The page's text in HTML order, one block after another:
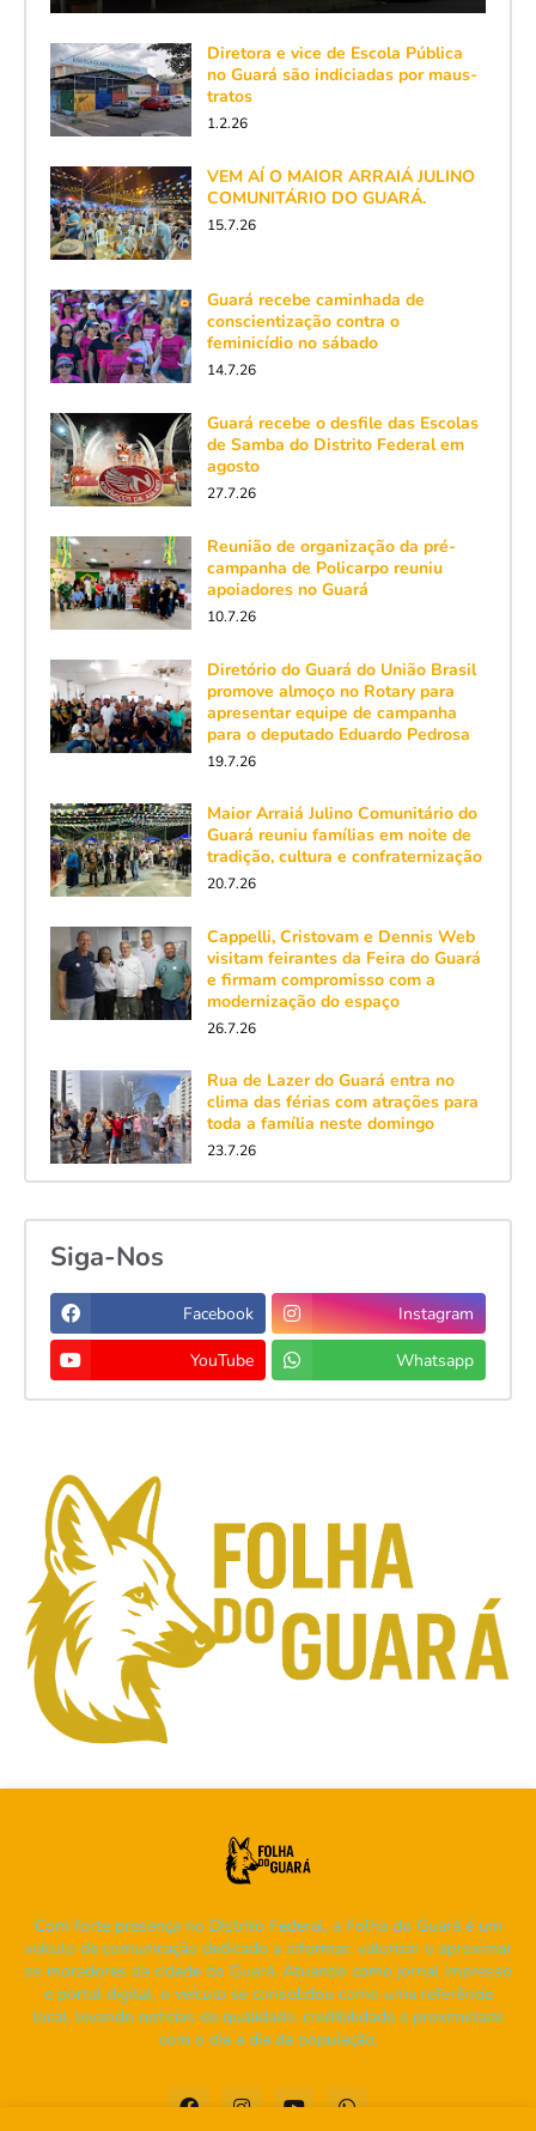
Diretora e vice de Escola Pública
no Guará são indiciadas por maus-
tratos
1.2.26
VEM AÍ O MAIOR ARRAIÁ JULINO
COMUNITÁRIO DO GUARÁ.
15.7.26
Guará recebe caminhada de
conscientização contra o
feminicídio no sábado
14.7.26
Guará recebe o desfile das Escolas
de Samba do Distrito Federal em
agosto
27.7.26
Reunião de organização da pré-
campanha de Policarpo reuniu
apoiadores no Guará
10.7.26
Diretório do Guará do União Brasil
promove almoço no Rotary para
apresentar equipe de campanha
para o deputado Eduardo Pedrosa
19.7.26
Maior Arraiá Julino Comunitário do
Guará reuniu famílias em noite de
tradição, cultura e confraternização
20.7.26
Cappelli, Cristovam e Dennis Web
visitam feirantes da Feira do Guará
e firmam compromisso com a
modernização do espaço
26.7.26
Rua de Lazer do Guará entra no
clima das férias com atrações para
toda a família neste domingo
23.7.26
Siga-Nos
Facebook Instagram
YouTube Whatsapp
Com forte presença no Distrito Federal, a Folha do Guará é um
veículo de comunicação dedicado a informar, valorizar e aproximar
os moradores da cidade do Guará. Atuando como jornal impresso
e portal digital, o veículo se consolidou como uma referência
local, levando notícias de qualidade, credibilidade e proximidade
com o dia a dia da população.